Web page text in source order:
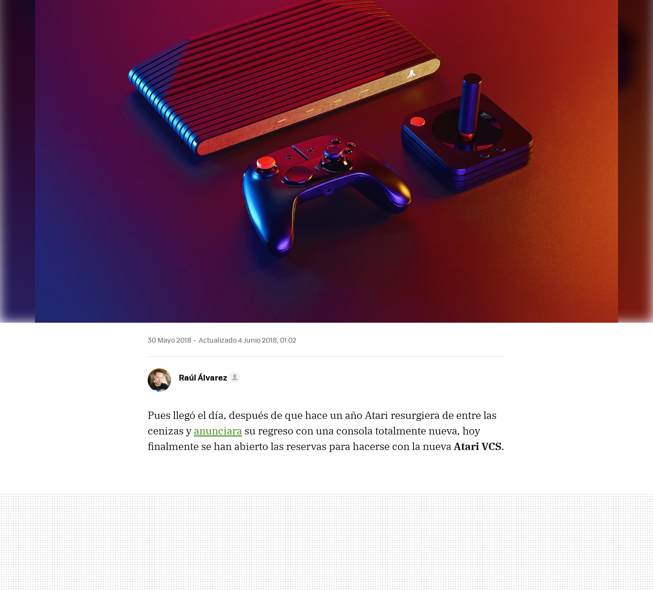
30 Mayo 2018 Actualizado 4 Junio 2018, 01:02
Raúl Álvarez
Pues llegó el día, después de que hace un año Atari resurgiera de entre las
cenizas yanunciara su regreso con una consola totalmente nueva, hoy
finalmente se han abierto las reservas para hacerse con la nuevaAtari VCS.